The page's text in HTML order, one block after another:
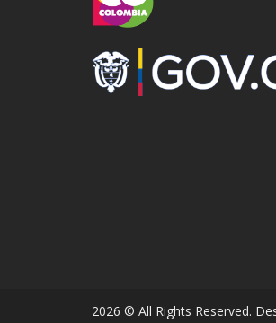
2026 © All Rights Reserved.